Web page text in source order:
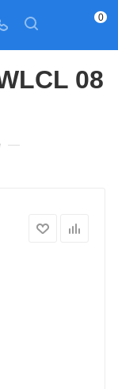
0
08
—